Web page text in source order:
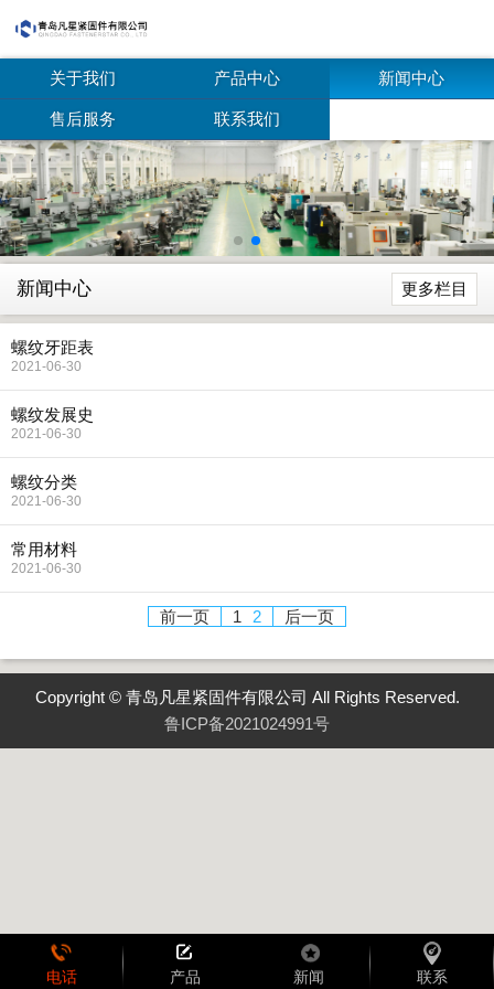
关于我们 产品中心 新闻中心
售后服务 联系我们
更多栏目
新闻中心
螺纹牙距表
2021-06-30
螺纹发展史
2021-06-30
螺纹分类
2021-06-30
常用材料
2021-06-30
前一页 1 2 后一页
Copyright © 青岛凡星紧固件有限公司 All Rights Reserved.
鲁ICP备2021024991号
电话 产品 新闻 联系